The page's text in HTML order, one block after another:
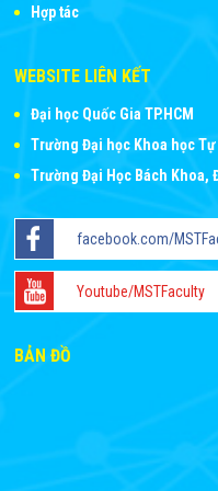
Hợp tác
WEBSITE LIÊN KẾT
Đại học Quốc Gia TP.HCM
Trường Đại học Khoa học Tự
Trường Đại Học Bách Khoa,
facebook.com/
Youtube/MSTFaculty
BẢN ĐỒ